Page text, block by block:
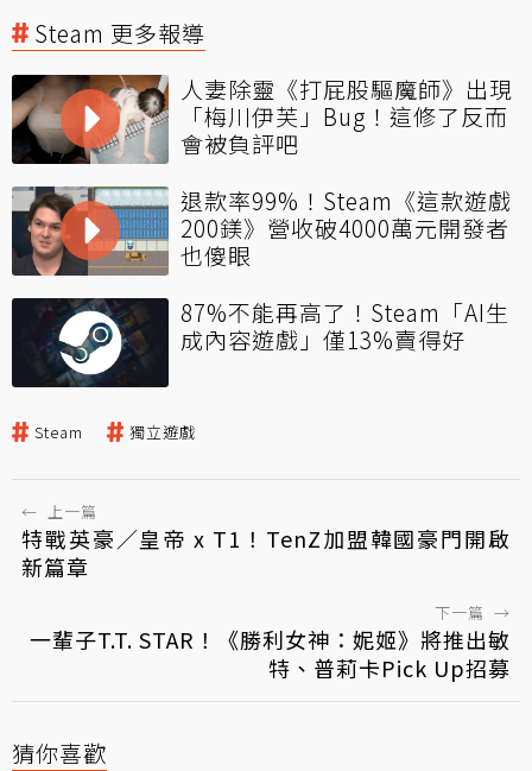
Steam 更多報導
人妻除靈《打屁股驅魔師》出現
「梅川伊芙」Bug！這修了反而
會被負評吧
退款率99%！Steam《這款遊戲
200鎂》營收破4000萬元開發者
也傻眼
87%不能再高了！Steam「AI生
成內容遊戲」僅13%賣得好
Steam 獨立遊戲
← 上一篇
特戰英豪／皇帝 x T1！TenZ加盟韓國豪門開啟
新篇章
下一篇 →
一輩子T.T. STAR！《勝利女神：妮姬》將推出敏
特、普莉卡Pick Up招募
猜你喜歡